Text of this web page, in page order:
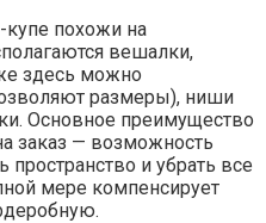
похожи на
вешалки,
здесь можно
размеры), ниши
Основное преимущество
заказ — возможность
и убрать все
мере компенсирует